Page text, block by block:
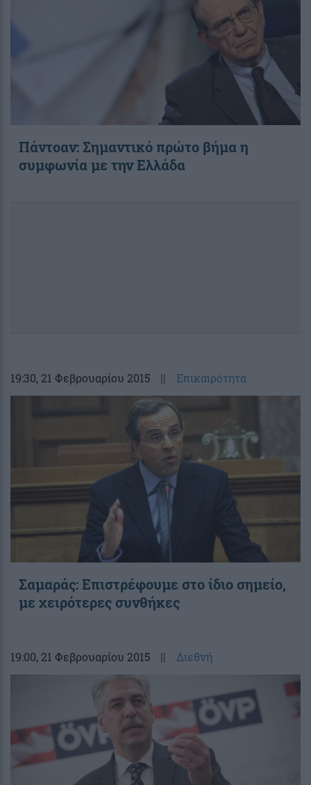
Πάντοαν: Σημαντικό πρώτο βήμα η
συμφωνία με την Ελλάδα
19:30, 21 Φεβρουαρίου 2015 || Επικαιρότητα
Σαμαράς: Επιστρέφουμε στο ίδιο σημείο,
με χειρότερες συνθήκες
19:00, 21 Φεβρουαρίου 2015 || Διεθνή